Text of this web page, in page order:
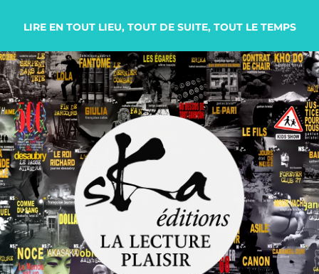
LIRE EN TOUT LIEU, TOUT DE SUITE, TOUT LE TEMPS